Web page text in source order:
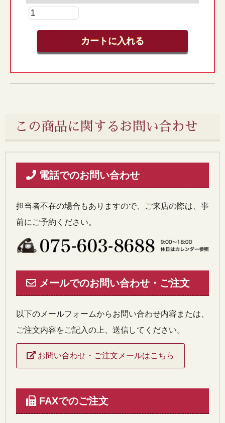
この商品に関するお問い合わせ
電話でのお問い合わせ
担当者不在の場合もありますので、ご来店の際は、事
前にご予約ください。
メールでのお問い合わせ・ご注文
以下のメールフォームからお問い合わせ内容または、
ご注文内容をご記入の上、送信してください。
お問い合わせ・ご注文メールはこちら
FAXでのご注文